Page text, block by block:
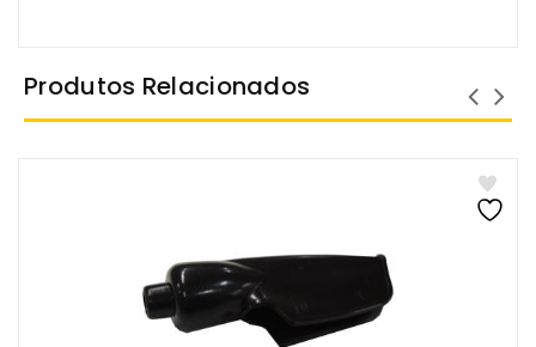
Produtos Relacionados